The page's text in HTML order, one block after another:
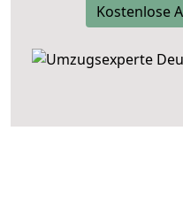
Kostenlose